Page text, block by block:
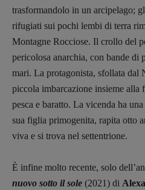
Tribunale Milano n° 5864/2023 –
trasformandolo in un arcipelago;
rifugiati sui pochi lembi di terra
Montagne Rocciose. Il crollo del
pericolosa anarchia, con bande di
mari. La protagonista, sfollata dal
piccola imbarcazione insieme
pesca e baratto. La vicenda ha
sua figlia primogenita, rapita otto
viva e si trova nel settentrione.
È infine molto recente, solo
nuovo sotto il sole (2021) di